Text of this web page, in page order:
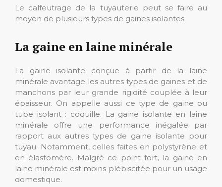
Le calfeutrage de la tuyauterie peut se faire au
moyen de plusieurs types de gaines isolantes.
La gaine en laine minérale
La gaine isolante conçue à partir de la laine
minérale avantage les autres types de gaines et de
manchons par leur grande rigidité couplée à leur
épaisseur. On appelle aussi ce type de gaine ou
tube isolant : coquille. La gaine isolante en laine
minérale offre une performance inégalée par
rapport aux autres types de gaine isolante pour
tuyau. Notamment, celles faites en polystyrène et
en élastomère. Malgré ce point fort, la gaine en
laine minérale est moins plébiscitée pour un usage
domestique.